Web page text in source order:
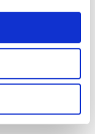
Concertos